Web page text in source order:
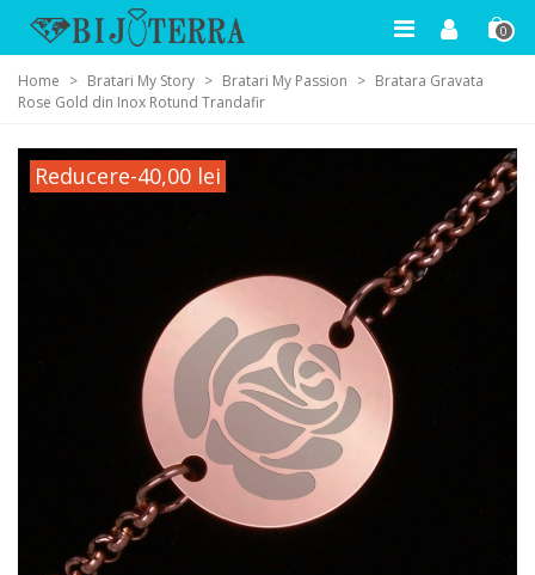
0
Home > Bratari My Story > Bratari My Passion > Bratara Gravata
Rose Gold din Inox Rotund Trandafir
Reducere-40,00 lei